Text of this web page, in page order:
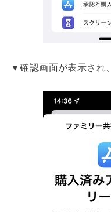
▼確認画面が表示され、